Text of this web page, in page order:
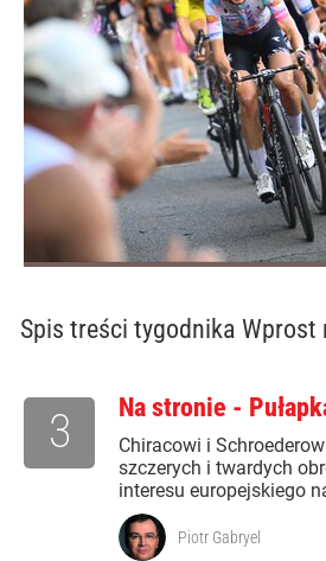
Spis treści tygodnika Wprost
Na stronie -
Chiracowi i
szczerych i twardych
interesu europejskiego
3
Piotr Gabryel